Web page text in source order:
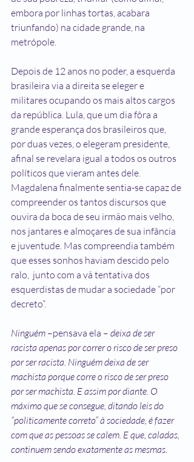
embora por linhas tortas, acabara
triunfando) na cidade grande, na
metrópole.
Depois de 12 anos no poder, a esquerda
brasileira via a direita se eleger e
militares ocupando os mais altos cargos
da república. Lula, que um dia fôra a
grande esperança dos brasileiros que,
por duas vezes, o elegeram presidente,
afinal se revelara igual a todos os outros
políticos que vieram antes dele.
Magdalena finalmente sentia-se capaz de
compreender os tantos discursos que
ouvira da boca de seu irmão mais velho,
nos jantares e almoçares de sua infância
e juventude. Mas compreendia também
que esses sonhos haviam descido pelo
ralo,  junto com a vã tentativa dos
esquerdistas de mudar a sociedade “por
decreto”.
Ninguém –pensava ela – deixa de ser
racista apenas por correr o risco de ser preso
por ser racista. Ninguém deixa de ser
machista porque corre o risco de ser preso
por ser machista. E assim por diante. O
máximo que se consegue, ditando leis do
“politicamente correto” à sociedade, é fazer
com que as pessoas se calem. E que, caladas,
continuem sendo exatamente as mesmas.